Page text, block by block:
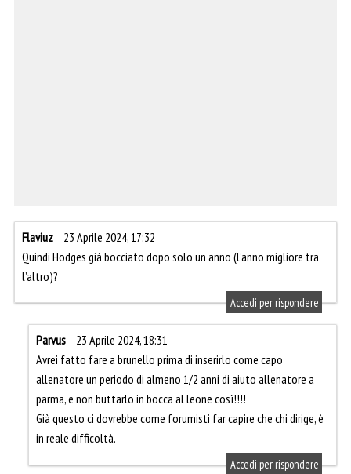
Flaviuz
23 Aprile 2024, 17:32
Quindi Hodges già bocciato dopo solo un anno (l’anno migliore tra
l’altro)?
Accedi per rispondere
Parvus
23 Aprile 2024, 18:31
Avrei fatto fare a brunello prima di inserirlo come capo
allenatore un periodo di almeno 1/2 anni di aiuto allenatore a
parma, e non buttarlo in bocca al leone così!!!!
Già questo ci dovrebbe come forumisti far capire che chi dirige, è
in reale difficoltà.
Accedi per rispondere